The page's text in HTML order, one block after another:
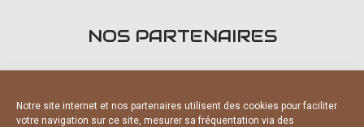
Notre site internet et nos partenaires utilisent des cookies pour faciliter
votre navigation sur ce site, mesurer sa fréquentation via des
NOS PARTENAIRES